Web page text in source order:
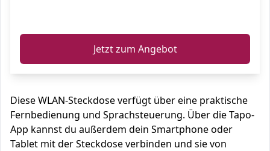
Jetzt zum Angebot
Diese WLAN-Steckdose verfügt über eine praktische
Fernbedienung und Sprachsteuerung. Über die Tapo-
App kannst du außerdem dein Smartphone oder
Tablet mit der Steckdose verbinden und sie von